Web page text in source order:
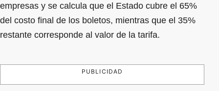
empresas y se calcula que el Estado cubre el 65%
del costo final de los boletos, mientras que el 35%
restante corresponde al valor de la tarifa.
PUBLICIDAD